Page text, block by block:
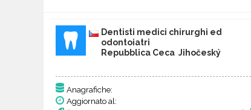
Dentisti medici chirurghi ed
odontoiatri
Repubblica Ceca Jihočeský
Anagrafiche:
Aggiornato al: